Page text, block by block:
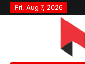
Skip
to
Fri, Aug 7, 2026